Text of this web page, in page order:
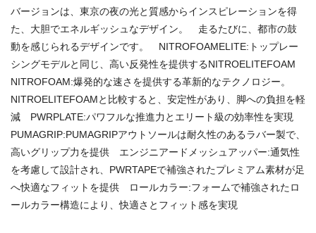
バージョンは、東京の夜の光と質感からインスピレーションを得
た、大胆でエネルギッシュなデザイン。 走るたびに、都市の鼓
動を感じられるデザインです。 NITROFOAMELITE:トップレー
シングモデルと同じ、高い反発性を提供するNITROELITEFOAM
NITROFOAM:爆発的な速さを提供する革新的なテクノロジー。
NITROELITEFOAMと比較すると、安定性があり、脚への負担を軽
減 PWRPLATE:パワフルな推進力とエリート級の効率性を実現
PUMAGRIP:PUMAGRIPアウトソールは耐久性のあるラバー製で、
高いグリップ力を提供 エンジニアードメッシュアッパー:通気性
を考慮して設計され、PWRTAPEで補強されたプレミアム素材が足
へ快適なフィットを提供 ロールカラー:フォームで補強されたロ
ールカラー構造により、快適さとフィット感を実現